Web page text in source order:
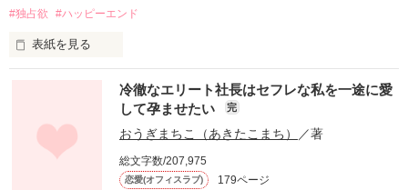
#独占欲
#ハッピーエンド
表紙を見る
幼なじみの哲平に淡い恋心を抱いていた美桜。
しかし、ある出来事をきっかけに二人の関係は壊れてしまう。
関係修復もできないまま、美桜は両親の離婚によって
引っ越すことになり、哲平とも離れ離れになった。
冷徹なエリート社長はセフレな私を一途に愛
して孕ませたい
完
おうぎまちこ（あきたこまち） ／著
総文字数/207,975
恋愛(オフィスラブ) 179ページ